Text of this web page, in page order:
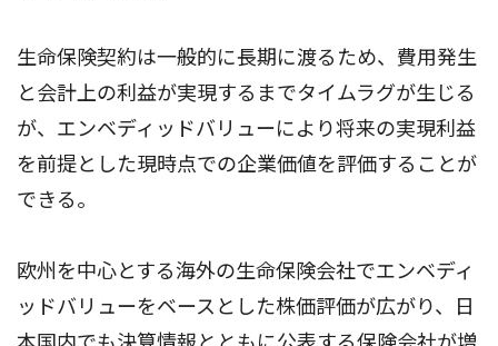
生命保険契約は一般的に長期に渡るため、費用発生
と会計上の利益が実現するまでタイムラグが生じる
が、エンベディッドバリューにより将来の実現利益
を前提とした現時点での企業価値を評価することが
できる。
欧州を中心とする海外の生命保険会社でエンベディ
ッドバリューをベースとした株価評価が広がり、日